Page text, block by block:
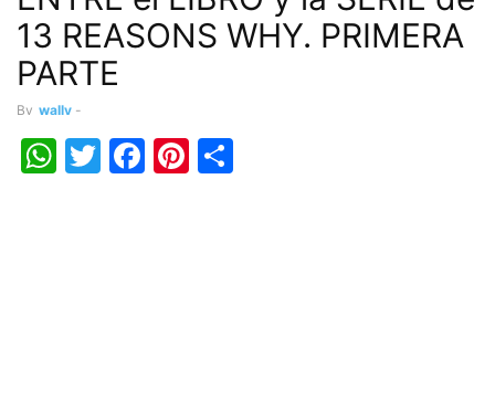
13 REASONS WHY. PRIMERA
PARTE
By wally -
WhatsApp
Twitter
Facebook
Pinterest